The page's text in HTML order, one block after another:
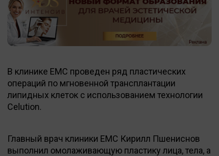
В клинике ЕМС проведен ряд пластических
операций по мгновенной трансплантации
липидных клеток с использованием технологии
Celution.
Главный врач клиники ЕМС Кирилл Пшениснов
выполнил омолаживающую пластику лица, тела, а